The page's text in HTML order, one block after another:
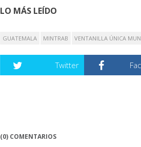
LO MÁS LEÍDO
GUATEMALA MINTRAB VENTANILLA ÚNICA
Twitter
(0) COMENTARIOS